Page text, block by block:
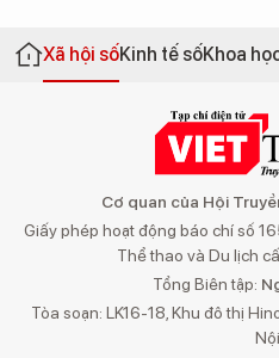
Xã hội sốKinh tế sốKhoa
Cơ quan của Hội
Giấy phép hoạt động báo chí số
Thể thao và Du lịch
Tổng Biên tập:
Tòa soạn: LK16-18, Khu đô thị
Nội